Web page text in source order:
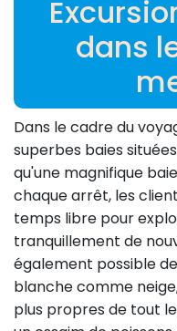
dans
Dans le cadre du
superbes baies
qu'une magnifique
chaque arrêt, les
temps libre pour
tranquillement de
également possible
blanche comme
plus propres de tout